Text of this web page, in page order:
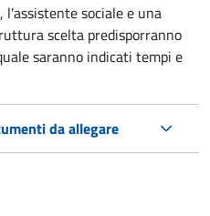
l'assistente sociale e una
scelta predisporranno
saranno indicati tempi e
da allegare